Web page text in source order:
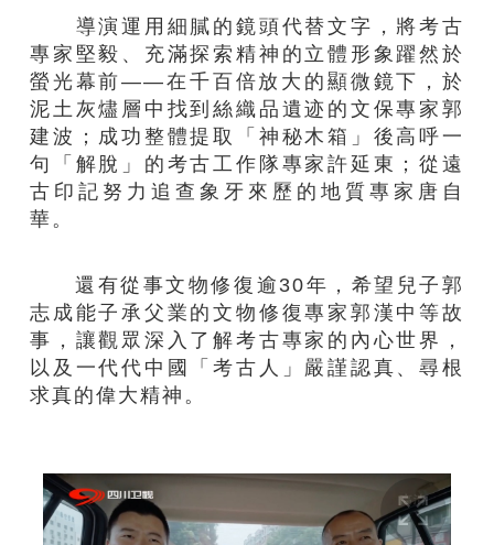
導演運用細膩的鏡頭代替文字，將考古
專家堅毅、充滿探索精神的立體形象躍然於
螢光幕前——在千百倍放大的顯微鏡下，於
泥土灰燼層中找到絲織品遺迹的文保專家郭
建波；成功整體提取「神秘木箱」後高呼一
句「解脫」的考古工作隊專家許延東；從遠
古印記努力追查象牙來歷的地質專家唐自
華。
還有從事文物修復逾30年，希望兒子郭
志成能子承父業的文物修復專家郭漢中等故
事，讓觀眾深入了解考古專家的內心世界，
以及一代代中國「考古人」嚴謹認真、尋根
求真的偉大精神。